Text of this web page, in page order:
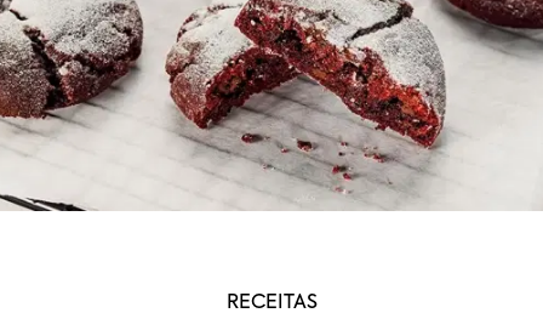
RECEITAS